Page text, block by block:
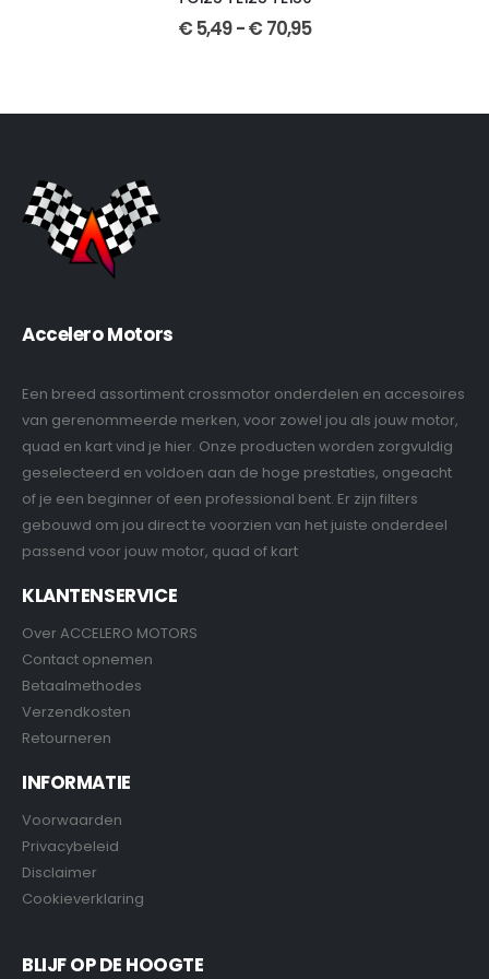
€5,49-€ 70,95
Accelero Motors
Een breed assortiment crossmotor onderdelen en accesoires
van gerenommeerde merken, voor zowel jou als jouw motor,
quad en kart vind je hier. Onze producten worden zorgvuldig
geselecteerd en voldoen aan de hoge prestaties, ongeacht
of je een beginner of een professional bent. Er zijn filters
gebouwd om jou direct te voorzien van het juiste onderdeel
passend voor jouw motor, quad of kart
KLANTENSERVICE
Over ACCELERO MOTORS
Contact opnemen
Betaalmethodes
Verzendkosten
Retourneren
INFORMATIE
Voorwaarden
Privacybeleid
Disclaimer
Cookieverklaring
BLIJF OP DE HOOGTE